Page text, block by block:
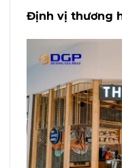
Định vị thương